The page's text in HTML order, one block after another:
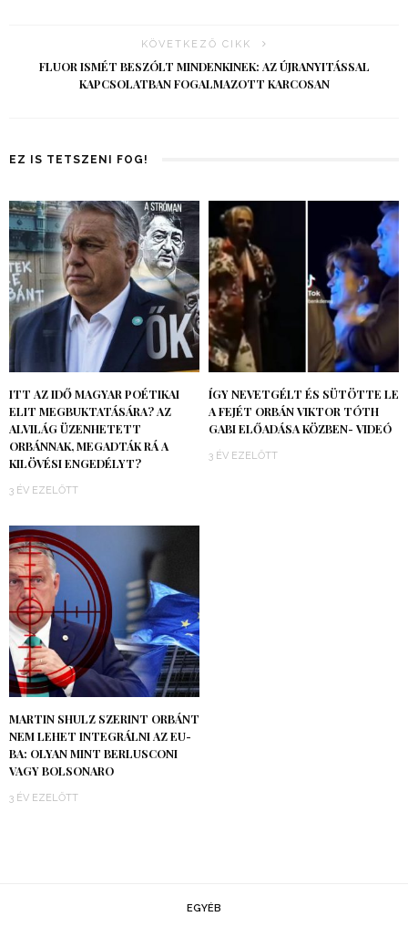
KÖVETKEZŐ CIKK
FLUOR ISMÉT BESZÓLT MINDENKINEK: AZ ÚJRANYITÁSSAL
KAPCSOLATBAN FOGALMAZOTT KARCOSAN
EZ IS TETSZENI FOG!
ITT AZ IDŐ MAGYAR POÉTIKAI
ELIT MEGBUKTATÁSÁRA? AZ
ALVILÁG ÜZENHETETT
ORBÁNNAK, MEGADTÁK RÁ A
KILÖVÉSI ENGEDÉLYT?
3 ÉV EZELŐTT
ÍGY NEVETGÉLT ÉS SÜTÖTTE LE
A FEJÉT ORBÁN VIKTOR TÓTH
GABI ELŐADÁSA KÖZBEN- VIDEÓ
3 ÉV EZELŐTT
MARTIN SHULZ SZERINT ORBÁNT
NEM LEHET INTEGRÁLNI AZ EU-
BA: OLYAN MINT BERLUSCONI
VAGY BOLSONARO
3 ÉV EZELŐTT
EGYÉB